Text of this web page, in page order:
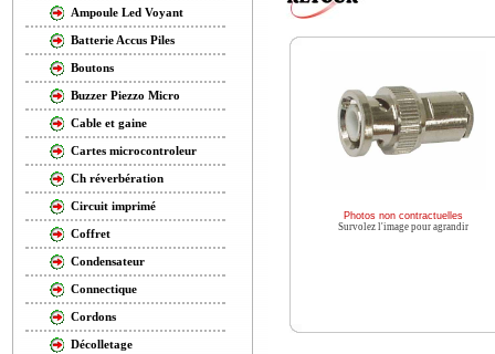
Ampoule Led Voyant
Batterie Accus Piles
Boutons
Buzzer Piezzo Micro
Cable et gaine
Cartes microcontroleur
Ch réverbération
Circuit imprimé
Coffret
Condensateur
Connectique
Cordons
Décolletage
Photos non contractuelles
Survolez l'image pour agrandir